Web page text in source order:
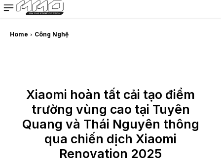
MMOSITE - Thông tin công nghệ
Bài viết nổi bật
Home Công Nghệ
Xiaomi hoàn tất cải tạo điểm
trường vùng cao tại Tuyên
Quang và Thái Nguyên thông
qua chiến dịch Xiaomi
Renovation 2025